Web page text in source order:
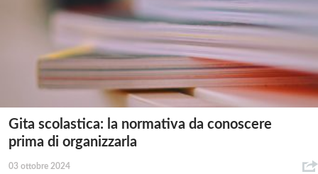
Gita scolastica: la normativa da conoscere
prima di organizzarla
03 ottobre 2024